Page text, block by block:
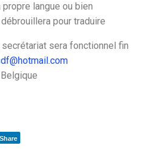
langue ou bien
pour traduire
sera fonctionnel fin
Share